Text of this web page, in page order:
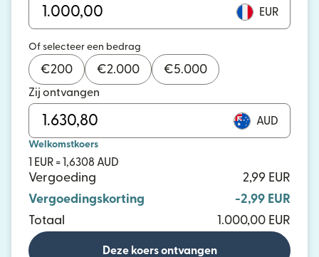
EUR
Of selecteer een bedrag
€200 €2.000 €5.000
Zij ontvangen
AUD
Welkomstkoers
1 EUR = 1,6308 AUD
Vergoeding
2,99 EUR
Vergoedingskorting
-2,99 EUR
Totaal
1.000,00 EUR
Deze koers ontvangen